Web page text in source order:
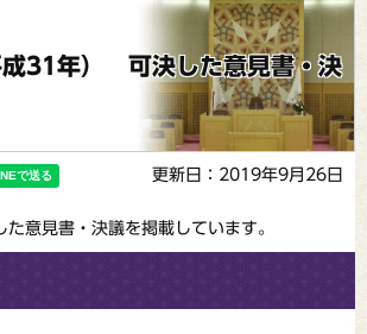
成31年） 可決した意見書・決
更新日：2019年9月26日
意見書・決議を掲載しています。